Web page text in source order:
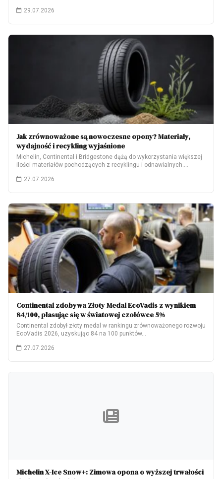
29.07.2026
Jak zrównoważone są nowoczesne opony? Materiały,
wydajność i recykling wyjaśnione
Michelin, Continental i Bridgestone dążą do wykorzystania większej
ilości materiałów pochodzących z recyklingu i odnawialnych.…
27.07.2026
Continental zdobywa Złoty Medal EcoVadis z wynikiem
84/100, plasując się w światowej czołówce 5%
Continental zdobył złoty medal w rankingu zrównoważonego rozwoju
EcoVadis 2026, uzyskując 84 na 100 punktów…
27.07.2026
Michelin X-Ice Snow+: Zimowa opona o wyższej trwałości